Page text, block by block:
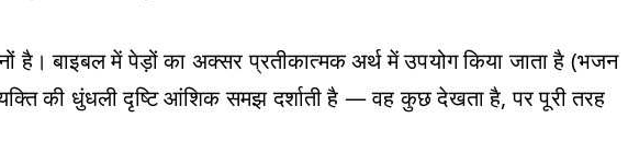
है। बाइबल में पेड़ों का अक्सर प्रतीकात्मक अर्थ में उपयोग किया जाता है (भजन
की धुंधली दृष्टि आंशिक समझ दर्शाती है — वह कुछ देखता है, पर पूरी तरह